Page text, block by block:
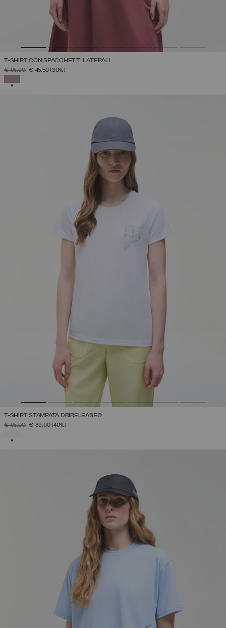
T-SHIRT CON SPACCHETTI LATERALI
PREZZO RIDOTTO DA
€ 65,00A€ 45,50(30%)
T-SHIRT STAMPATA DRIRELEASE®
PREZZO RIDOTTO DA
€ 65,00A€ 39,00(40%)